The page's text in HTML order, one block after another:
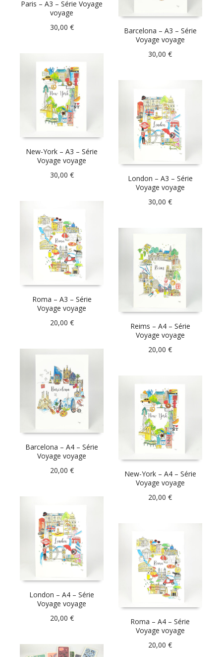
Paris – A3 – Série Voyage
voyage
30,00 €
Barcelona – A3 – Série
Voyage voyage
30,00€
New-York – A3 – Série
Voyage voyage
30,00 €
London – A3 – Série
Voyage voyage
30,00€
Roma – A3 – Série
Voyage voyage
20,00 €
Reims – A4 – Série
Voyage voyage
20,00€
Barcelona – A4 – Série
Voyage voyage
20,00 €
New-York – A4 – Série
Voyage voyage
20,00€
London – A4 – Série
Voyage voyage
20,00 €
Roma – A4 – Série
Voyage voyage
20,00€